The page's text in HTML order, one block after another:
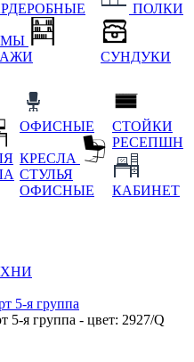
ПОЛКИ
СУНДУКИ
ОФИСНЫЕ
КРЕСЛА
СТУЛЬЯ
ОФИСНЫЕ
СТОЙКИ
РЕСЕПШН
КАБИНЕТ
5-я группа
5-я группа - цвет: 2927/Q